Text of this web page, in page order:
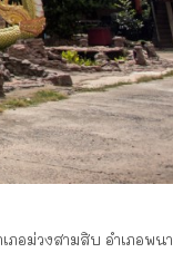
อม่วงสามสิบ อำเภอพนา